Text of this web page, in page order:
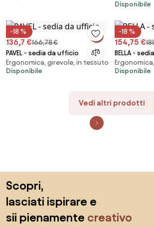
Disponibile
-18 %
136,7 €166,78 €
PAVEL - sedia da ufficio
Ergonomica, girevole, in tessuto
Disponibile
-18 %
154,75 €
BELLA -
Disponibile
Vedi altri prodotti
Scopri,
lasciati ispirare e
sii pienamente creativo